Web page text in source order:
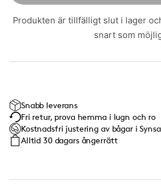
Produkten är tillfälligt slut i lager
snart som
Snabb leverans
Fri retur, prova hemma i lugn och ro
Kostnadsfri justering av bågar i
Alltid 30 dagars ångerrätt